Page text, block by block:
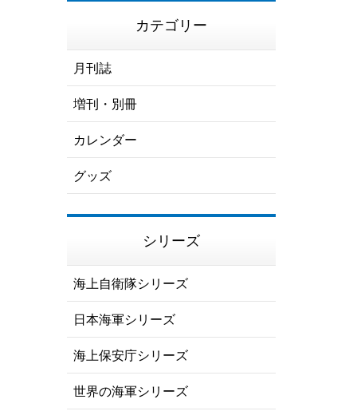
カテゴリー
月刊誌
増刊・別冊
カレンダー
グッズ
シリーズ
海上自衛隊シリーズ
日本海軍シリーズ
海上保安庁シリーズ
世界の海軍シリーズ